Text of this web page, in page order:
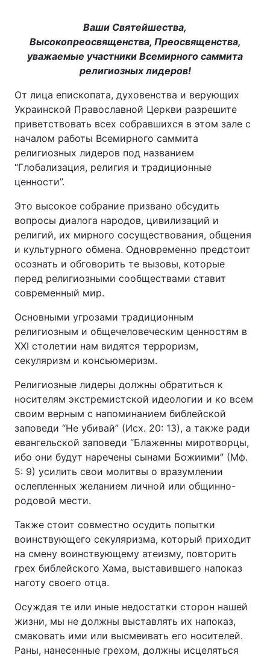
Ваши Святейшества,
Высокопреосвященства, Преосвященства,
уважаемые участники Всемирного саммита
религиозных лидеров!
От лица епископата, духовенства и верующих
Украинской Православной Церкви разрешите
приветствовать всех собравшихся в этом зале с
началом работы Всемирного саммита
религиозных лидеров под названием
“Глобализация, религия и традиционные
ценности”.
Это высокое собрание призвано обсудить
вопросы диалога народов, цивилизаций и
религий, их мирного сосуществования, общения
и культурного обмена. Одновременно предстоит
осознать и обговорить те вызовы, которые
перед религиозными сообществами ставит
современный мир.
Основными угрозами традиционным
религиозным и общечеловеческим ценностям в
ХХI столетии нам видятся терроризм,
секуляризм и консьюмеризм.
Религиозные лидеры должны обратиться к
носителям экстремистской идеологии и ко всем
своим верным с напоминанием библейской
заповеди “Не убивай” (Исх. 20: 13), а также ради
евангельской заповеди “Блаженны миротворцы,
ибо они будут наречены сынами Божиими” (Мф.
5: 9) усилить свои молитвы о вразумлении
ослепленных желанием личной или общинно-
родовой мести.
Также стоит совместно осудить попытки
воинствующего секуляризма, который приходит
на смену воинствующему атеизму, повторить
грех библейского Хама, выставившего напоказ
наготу своего отца.
Осуждая те или иные недостатки сторон нашей
жизни, мы не должны выставлять их напоказ,
смаковать ими или высмеивать его носителей.
Раны, нанесенные грехом, должны исцеляться